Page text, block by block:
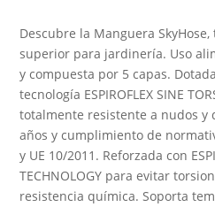
Descubre la Manguera
superior para jardinería. Uso
y compuesta por 5 capas.
tecnología ESPIROFLEX SINE
totalmente resistente a nudos y
años y cumplimiento de
y UE 10/2011. Reforzada con
TECHNOLOGY para evitar
resistencia química. Soporta